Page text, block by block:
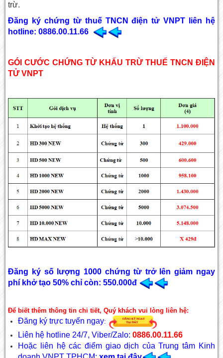
trừ.
Đăng ký chứng từ thuế TNCN điện tử VNPT liên hệ
hotline: 0886.00.11.66
GÓI CƯỚC CHỨNG TỪ KHẤU TRỪ THUẾ TNCN ĐIỆN
TỬ VNPT
Đăng ký số lượng 1000 chứng từ trở lên giảm ngay
phí khở tạo 50% chỉ còn: 550.000đ
Để biết thêm thông tin chi tiết, Quý khách vui lòng liên hệ:
Đăng ký trực tuyến ngay:
Liên hệ hotline 24/7, Viber/Zalo:0886.00.11.66
Hoặc liên hệ các điểm giao dịch của Trung tâm Kinh